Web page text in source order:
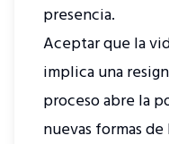
presencia.
Aceptar que la
implica una
proceso abre la
nuevas formas